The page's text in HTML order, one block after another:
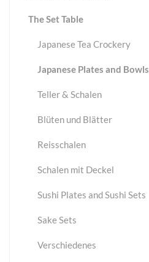
The Set Table
Japanese Tea Crockery
Japanese Plates and Bowls
Teller & Schalen
Blüten und Blätter
Reisschalen
Schalen mit Deckel
Sushi Plates and Sushi Sets
Sake Sets
Verschiedenes